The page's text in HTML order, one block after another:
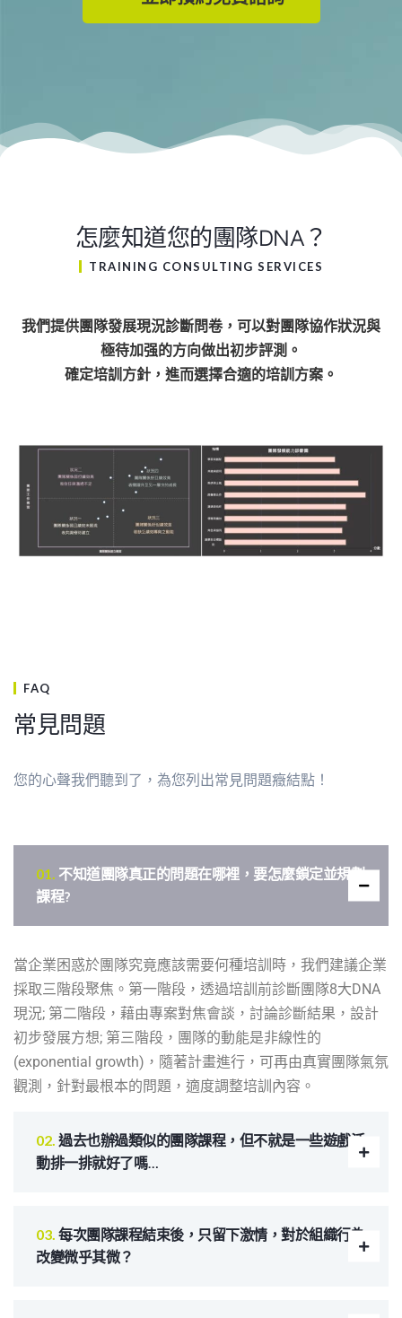
怎麼知道您的團隊DNA？
TRAINING CONSULTING SERVICES
我們提供團隊發展現況診斷問卷，可以對團隊協作狀況與
極待加强的方向做出初步評測。
確定培訓方針，進而選擇合適的培訓方案。
FAQ
常見問題
您的心聲我們聽到了，為您列出常見問題癥結點！
不知道團隊真正的問題在哪裡，要怎麼鎖定並規劃
課程?
當企業困惑於團隊究竟應該需要何種培訓時，我們建議企業
採取三階段聚焦。第一階段，透過培訓前診斷團隊8大DNA
現況; 第二階段，藉由專案對焦會談，討論診斷結果，設計
初步發展方想; 第三階段，團隊的動能是非線性的
(exponential growth)，隨著計畫進行，可再由真實團隊氣氛
觀測，針對最根本的問題，適度調整培訓內容。
過去也辦過類似的團隊課程，但不就是一些遊戲活
動排一排就好了嗎…
每次團隊課程結束後，只留下激情，對於組織行為
改變微乎其微？